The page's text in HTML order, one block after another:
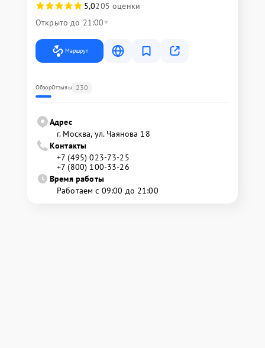
5,0205 оценки
Открыто до 21:00
Маршрут
ОбзорОтзывы 230
Адрес
г. Москва, ул. Чаянова 18
Контакты
+7 (495) 023-73-25
+7 (800) 100-33-26
Время работы
Работаем с 09:00 до 21:00